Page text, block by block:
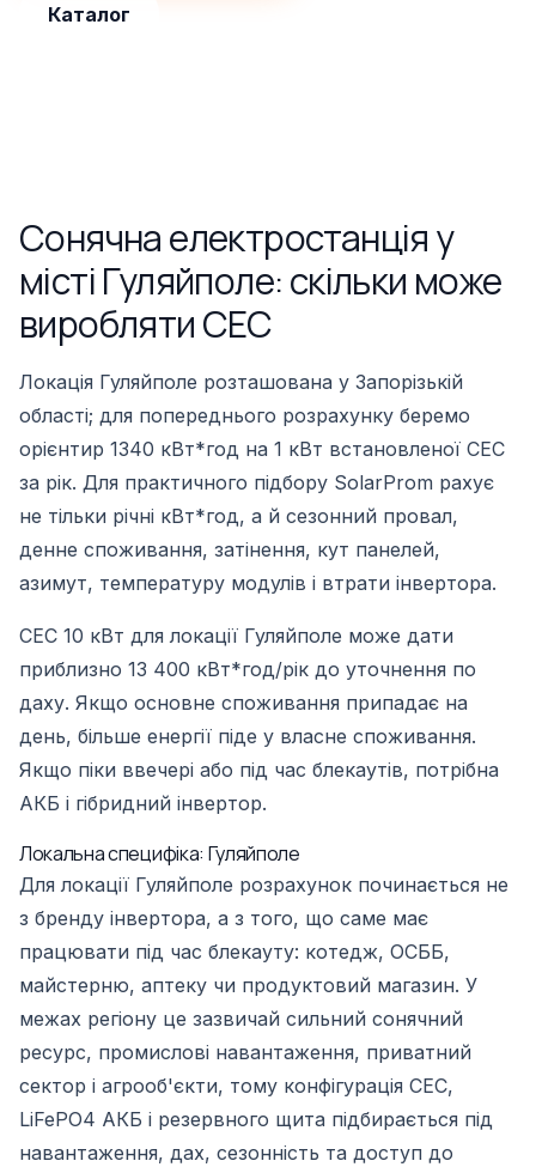
Каталог
Сонячна електростанція у
місті Гуляйполе: скільки може
виробляти СЕС
Локація Гуляйполе розташована у Запорізькій
області; для попереднього розрахунку беремо
орієнтир 1340 кВт*год на 1 кВт встановленої СЕС
за рік. Для практичного підбору SolarProm рахує
не тільки річні кВт*год, а й сезонний провал,
денне споживання, затінення, кут панелей,
азимут, температуру модулів і втрати інвертора.
СЕС 10 кВт для локації Гуляйполе може дати
приблизно 13 400 кВт*год/рік до уточнення по
даху. Якщо основне споживання припадає на
день, більше енергії піде у власне споживання.
Якщо піки ввечері або під час блекаутів, потрібна
АКБ і гібридний інвертор.
Локальна специфіка: Гуляйполе
Для локації Гуляйполе розрахунок починається не
з бренду інвертора, а з того, що саме має
працювати під час блекауту: котедж, ОСББ,
майстерню, аптеку чи продуктовий магазин. У
межах регіону це зазвичай сильний сонячний
ресурс, промислові навантаження, приватний
сектор і агрооб'єкти, тому конфігурація СЕС,
LiFePO4 АКБ і резервного щита підбирається під
навантаження, дах, сезонність та доступ до